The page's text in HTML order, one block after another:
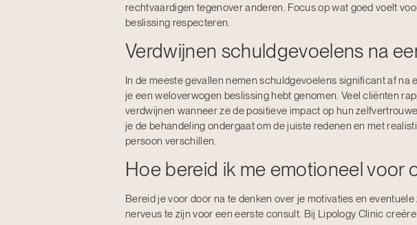
rechtvaardigen tegenover anderen. Focus op wat goed voelt
beslissing respecteren.
Verdwijnen schuldgevoelens na
In de meeste gevallen nemen schuldgevoelens significant af
je een weloverwogen beslissing hebt genomen. Veel cliënten
verdwijnen wanneer ze de positieve impact op hun
je de behandeling ondergaat om de juiste redenen en met
persoon verschillen.
Hoe bereid ik me emotioneel voor
Bereid je voor door na te denken over je motivaties en
nerveus te zijn voor een eerste consult. Bij Lipology Clinic